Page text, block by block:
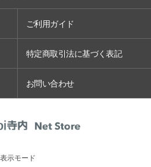
ご利用ガイド
特定商取引法に基づく表記
お問い合わせ
表示モード